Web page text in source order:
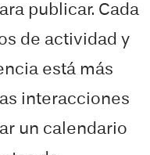
publicar. Cada
de actividad y
está más
interacciones
un calendario